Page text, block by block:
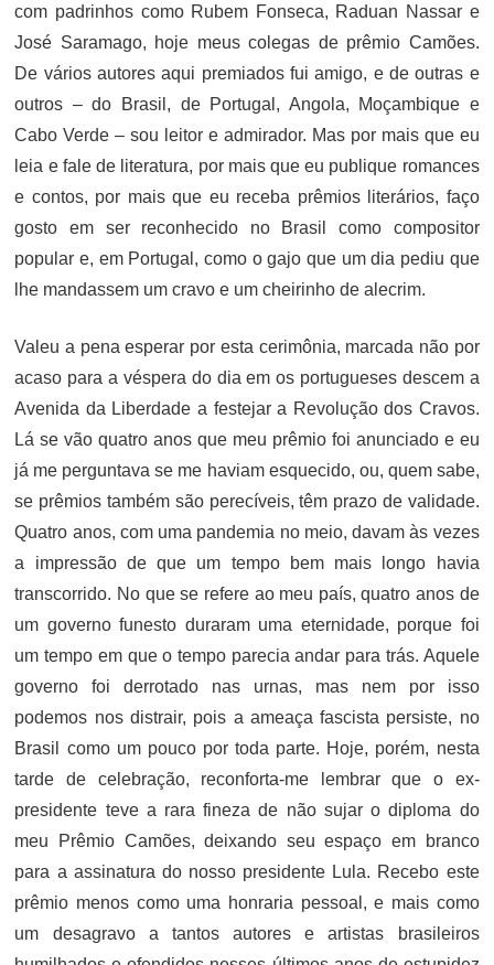
com padrinhos como Rubem Fonseca, Raduan Nassar e
José Saramago, hoje meus colegas de prêmio Camões.
De vários autores aqui premiados fui amigo, e de outras e
outros – do Brasil, de Portugal, Angola, Moçambique e
Cabo Verde – sou leitor e admirador. Mas por mais que eu
leia e fale de literatura, por mais que eu publique romances
e contos, por mais que eu receba prêmios literários, faço
gosto em ser reconhecido no Brasil como compositor
popular e, em Portugal, como o gajo que um dia pediu que
lhe mandassem um cravo e um cheirinho de alecrim.
Valeu a pena esperar por esta cerimônia, marcada não por
acaso para a véspera do dia em os portugueses descem a
Avenida da Liberdade a festejar a Revolução dos Cravos.
Lá se vão quatro anos que meu prêmio foi anunciado e eu
já me perguntava se me haviam esquecido, ou, quem sabe,
se prêmios também são perecíveis, têm prazo de validade.
Quatro anos, com uma pandemia no meio, davam às vezes
a impressão de que um tempo bem mais longo havia
transcorrido. No que se refere ao meu país, quatro anos de
um governo funesto duraram uma eternidade, porque foi
um tempo em que o tempo parecia andar para trás. Aquele
governo foi derrotado nas urnas, mas nem por isso
podemos nos distrair, pois a ameaça fascista persiste, no
Brasil como um pouco por toda parte. Hoje, porém, nesta
tarde de celebração, reconforta-me lembrar que o ex-
presidente teve a rara fineza de não sujar o diploma do
meu Prêmio Camões, deixando seu espaço em branco
para a assinatura do nosso presidente Lula. Recebo este
prêmio menos como uma honraria pessoal, e mais como
um desagravo a tantos autores e artistas brasileiros